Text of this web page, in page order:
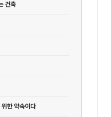
건축
한 약속이다